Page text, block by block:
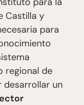
Castilla y
para
regional de
desarrollar un